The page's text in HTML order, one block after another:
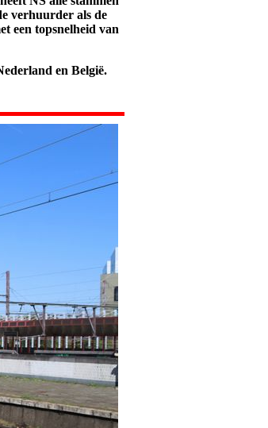
verhuurder als de
een topsnelheid van
en België.